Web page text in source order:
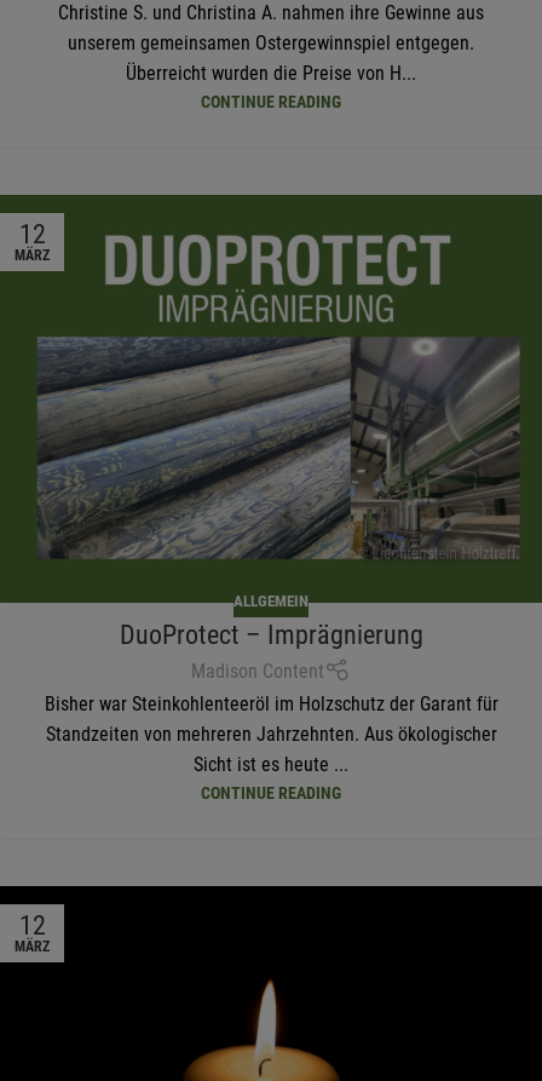
Christine S. und Christina A. nahmen ihre Gewinne aus
unserem gemeinsamen Ostergewinnspiel entgegen.
Überreicht wurden die Preise von H...
CONTINUE READING
12
MÄRZ
ALLGEMEIN
DuoProtect – Imprägnierung
Madison Content
Bisher war Steinkohlenteeröl im Holzschutz der Garant für
Standzeiten von mehreren Jahrzehnten. Aus ökologischer
Sicht ist es heute ...
CONTINUE READING
12
MÄRZ